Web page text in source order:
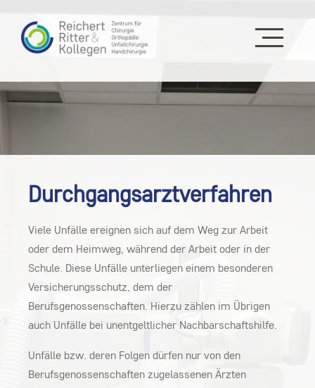
Durchgangsarztverfahren
Viele Unfälle ereignen sich auf dem Weg zur Arbeit
oder dem Heimweg, während der Arbeit oder in der
Schule. Diese Unfälle unterliegen einem besonderen
Versicherungsschutz, dem der
Berufsgenossenschaften. Hierzu zählen im Übrigen
auch Unfälle bei unentgeltlicher Nachbarschaftshilfe.
Unfälle bzw. deren Folgen dürfen nur von den
Berufsgenossenschaften zugelassenen Ärzten